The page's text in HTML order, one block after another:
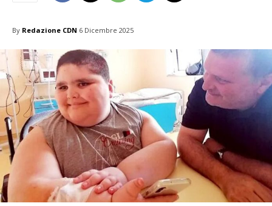
By Redazione CDN 6 Dicembre 2025